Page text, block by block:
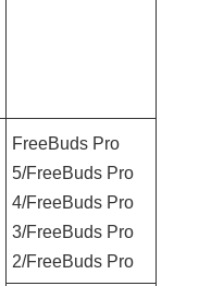
FreeBuds Pro
5/FreeBuds Pro
4/FreeBuds Pro
3/FreeBuds Pro
2/FreeBuds Pro